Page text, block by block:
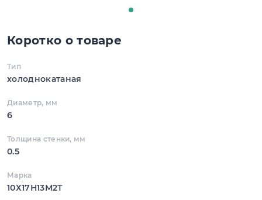
Коротко о товаре
Тип
холоднокатаная
Диаметр, мм
6
Толщина стенки, мм
0.5
Марка
10Х17Н13М2Т